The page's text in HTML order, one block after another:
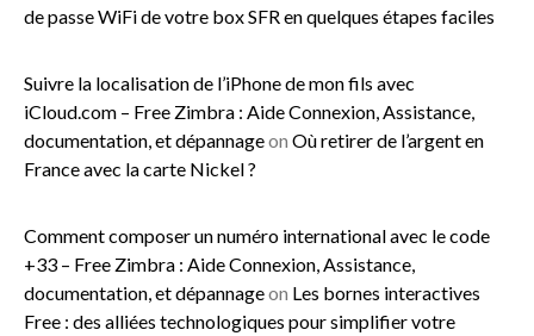
de passe WiFi de votre box SFR en quelques étapes faciles
Suivre la localisation de l’iPhone de mon fils avec
iCloud.com – Free Zimbra : Aide Connexion, Assistance,
documentation, et dépannageon Où retirer de l’argent en
France avec la carte Nickel ?
Comment composer un numéro international avec le code
+33 – Free Zimbra : Aide Connexion, Assistance,
documentation, et dépannageon Les bornes interactives
Free : des alliées technologiques pour simplifier votre